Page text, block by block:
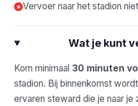
× Vervoer naar het stadion
Wat je kunt
Kom minimaal 30 minuten
stadion. Bij binnenkomst
ervaren steward die je naar